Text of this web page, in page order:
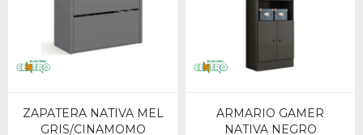
ZAPATERA NATIVA MEL
GRIS/CINAMOMO
ARMARIO GAMER
NATIVA NEGRO